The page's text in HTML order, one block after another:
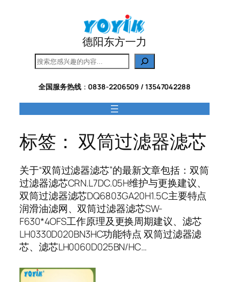
德阳东方一力
搜
索
全国服务热线： 0838-2206509 / 13547042288
标签： 双筒过滤器滤芯
关于“双筒过滤器滤芯”的最新文章包括：双筒
过滤器滤芯CRN.L7DC.05H维护与更换建议、
双筒过滤器滤芯DQ6803GA20H1.5C主要特点
润滑油滤网、双筒过滤器滤芯SW-
F630*4OFS工作原理及更换周期建议、滤芯
LH0330D020BN3HC功能特点 双筒过滤器滤
芯、滤芯LH0060D025BN/HC…